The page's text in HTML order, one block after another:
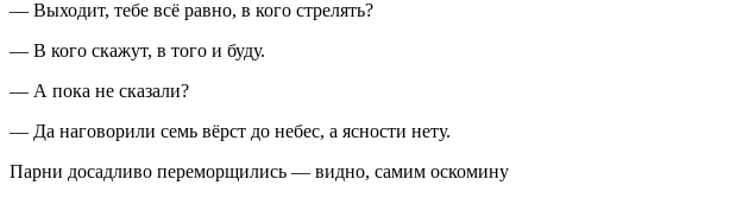
— Выходит, тебе всё равно, в кого стрелять?
— В кого скажут, в того и буду.
— А пока не сказали?
— Да наговорили семь вёрст до небес, а ясности нету.
Парни досадливо переморщились — видно, самим оскомину